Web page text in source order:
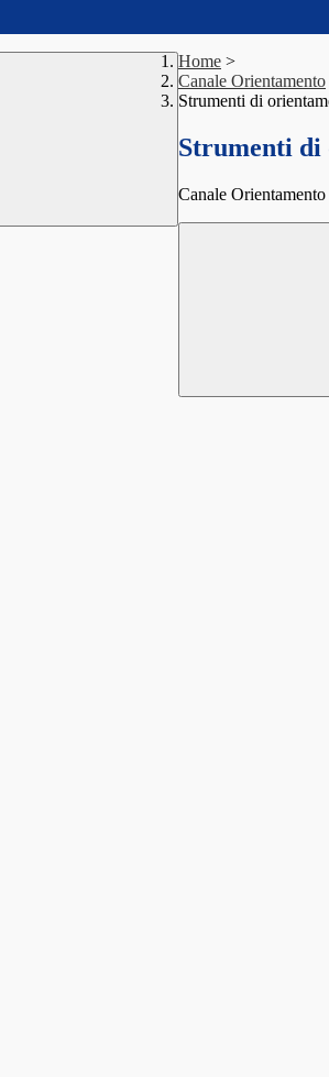
Home >
Canale Orientamento
Strumenti di
Strumenti di
Canale Orientamento